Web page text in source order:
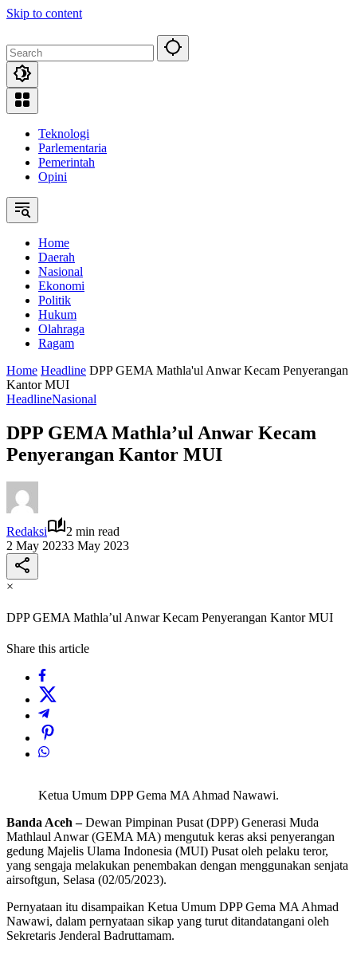
Skip to content
Teknologi
Parlementaria
Pemerintah
Opini
Home
Daerah
Nasional
Ekonomi
Politik
Hukum
Olahraga
Ragam
Home Headline DPP GEMA Mathla'ul Anwar Kecam Penyerangan
Kantor MUI
HeadlineNasional
DPP GEMA Mathla’ul Anwar Kecam
Penyerangan Kantor MUI
Redaksi
2 min read
2 May 20233 May 2023
×
DPP GEMA Mathla’ul Anwar Kecam Penyerangan Kantor MUI
Share this article
Ketua Umum DPP Gema MA Ahmad Nawawi.
Banda Aceh –Dewan Pimpinan Pusat (DPP) Generasi Muda
Mathlaul Anwar (GEMA MA) mengutuk keras aksi penyerangan
gedung Majelis Ulama Indonesia (MUI) Pusat oleh pelaku teror,
yang sengaja melakukan penembakan dengan menggunakan senjata
airsoftgun, Selasa (02/05/2023).
Pernyataan itu disampaikan Ketua Umum DPP Gema MA Ahmad
Nawawi, dalam pernyataan sikap yang turut ditandatangani oleh
Sekretaris Jenderal Badruttamam.